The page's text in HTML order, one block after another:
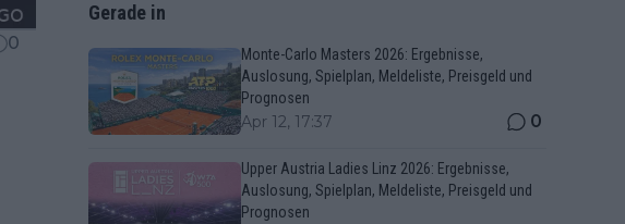
0
Gerade in
Monte-Carlo Masters 2026: Ergebnisse,
Auslosung, Spielplan, Meldeliste, Preisgeld und
Prognosen
Apr 12, 17:37 0
Upper Austria Ladies Linz 2026: Ergebnisse,
Auslosung, Spielplan, Meldeliste, Preisgeld und
Prognosen